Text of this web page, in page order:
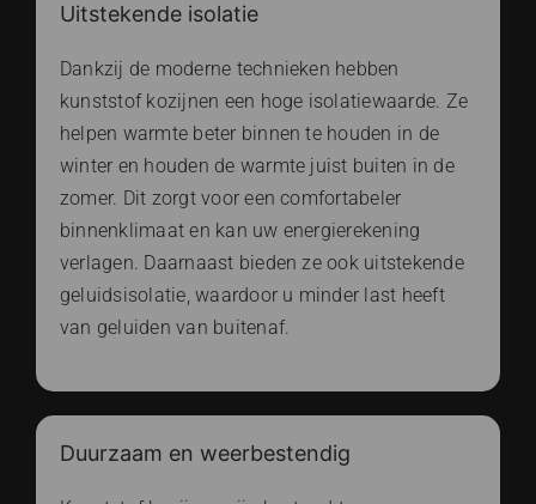
Uitstekende isolatie
Dankzij de moderne technieken hebben
kunststof kozijnen een hoge isolatiewaarde. Ze
helpen warmte beter binnen te houden in de
winter en houden de warmte juist buiten in de
zomer. Dit zorgt voor een comfortabeler
binnenklimaat en kan uw energierekening
verlagen. Daarnaast bieden ze ook uitstekende
geluidsisolatie, waardoor u minder last heeft
van geluiden van buitenaf.
Duurzaam en weerbestendig